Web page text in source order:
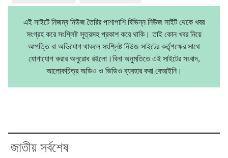
এই সাইটে নিজম্ব নিউজ তৈরির পাশাপাশি বিভিন্ন নিউজ সাইট থেকে খবর
সংগ্রহ করে সংশ্লিষ্ট সূত্রসহ প্রকাশ করে থাকি। তাই কোন খবর নিয়ে
আপত্তি বা অভিযোগ থাকলে সংশ্লিষ্ট নিউজ সাইটের কর্তৃপক্ষের সাথে
যোগাযোগ করার অনুরোধ রইলো।বিনা অনুমতিতে এই সাইটের সংবাদ,
আলোকচিত্র অডিও ও ভিডিও ব্যবহার করা বেআইনি।
জাতীয় সর্বশেষ